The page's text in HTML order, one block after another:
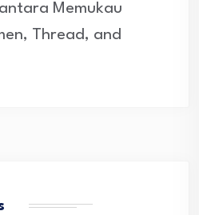
Memukau
Thread, and